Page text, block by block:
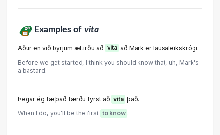
Examples of vita
Áður en við byrjum ættirðu að vita að Mark er lausaleikskrógi.
Before we get started, I think you should know that, uh, Mark's
a bastard.
Þegar ég fæ það færðu fyrst að vita það.
When I do, you'll be the first to know .